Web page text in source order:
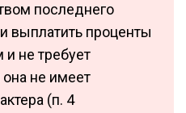
последнего
выплатить проценты
не требует
не имеет
(п. 4